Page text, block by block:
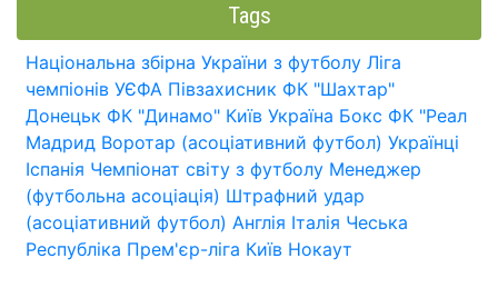
Tags
Національна збірна України з футболу Ліга
чемпіонів УЄФА Півзахисник ФК "Шахтар"
Донецьк ФК "Динамо" Київ Україна Бокс ФК "Реал
Мадрид Воротар (асоціативний футбол) Українці
Іспанія Чемпіонат світу з футболу Менеджер
(футбольна асоціація) Штрафний удар
(асоціативний футбол) Англія Італія Чеська
Республіка Прем'єр-ліга Київ Нокаут